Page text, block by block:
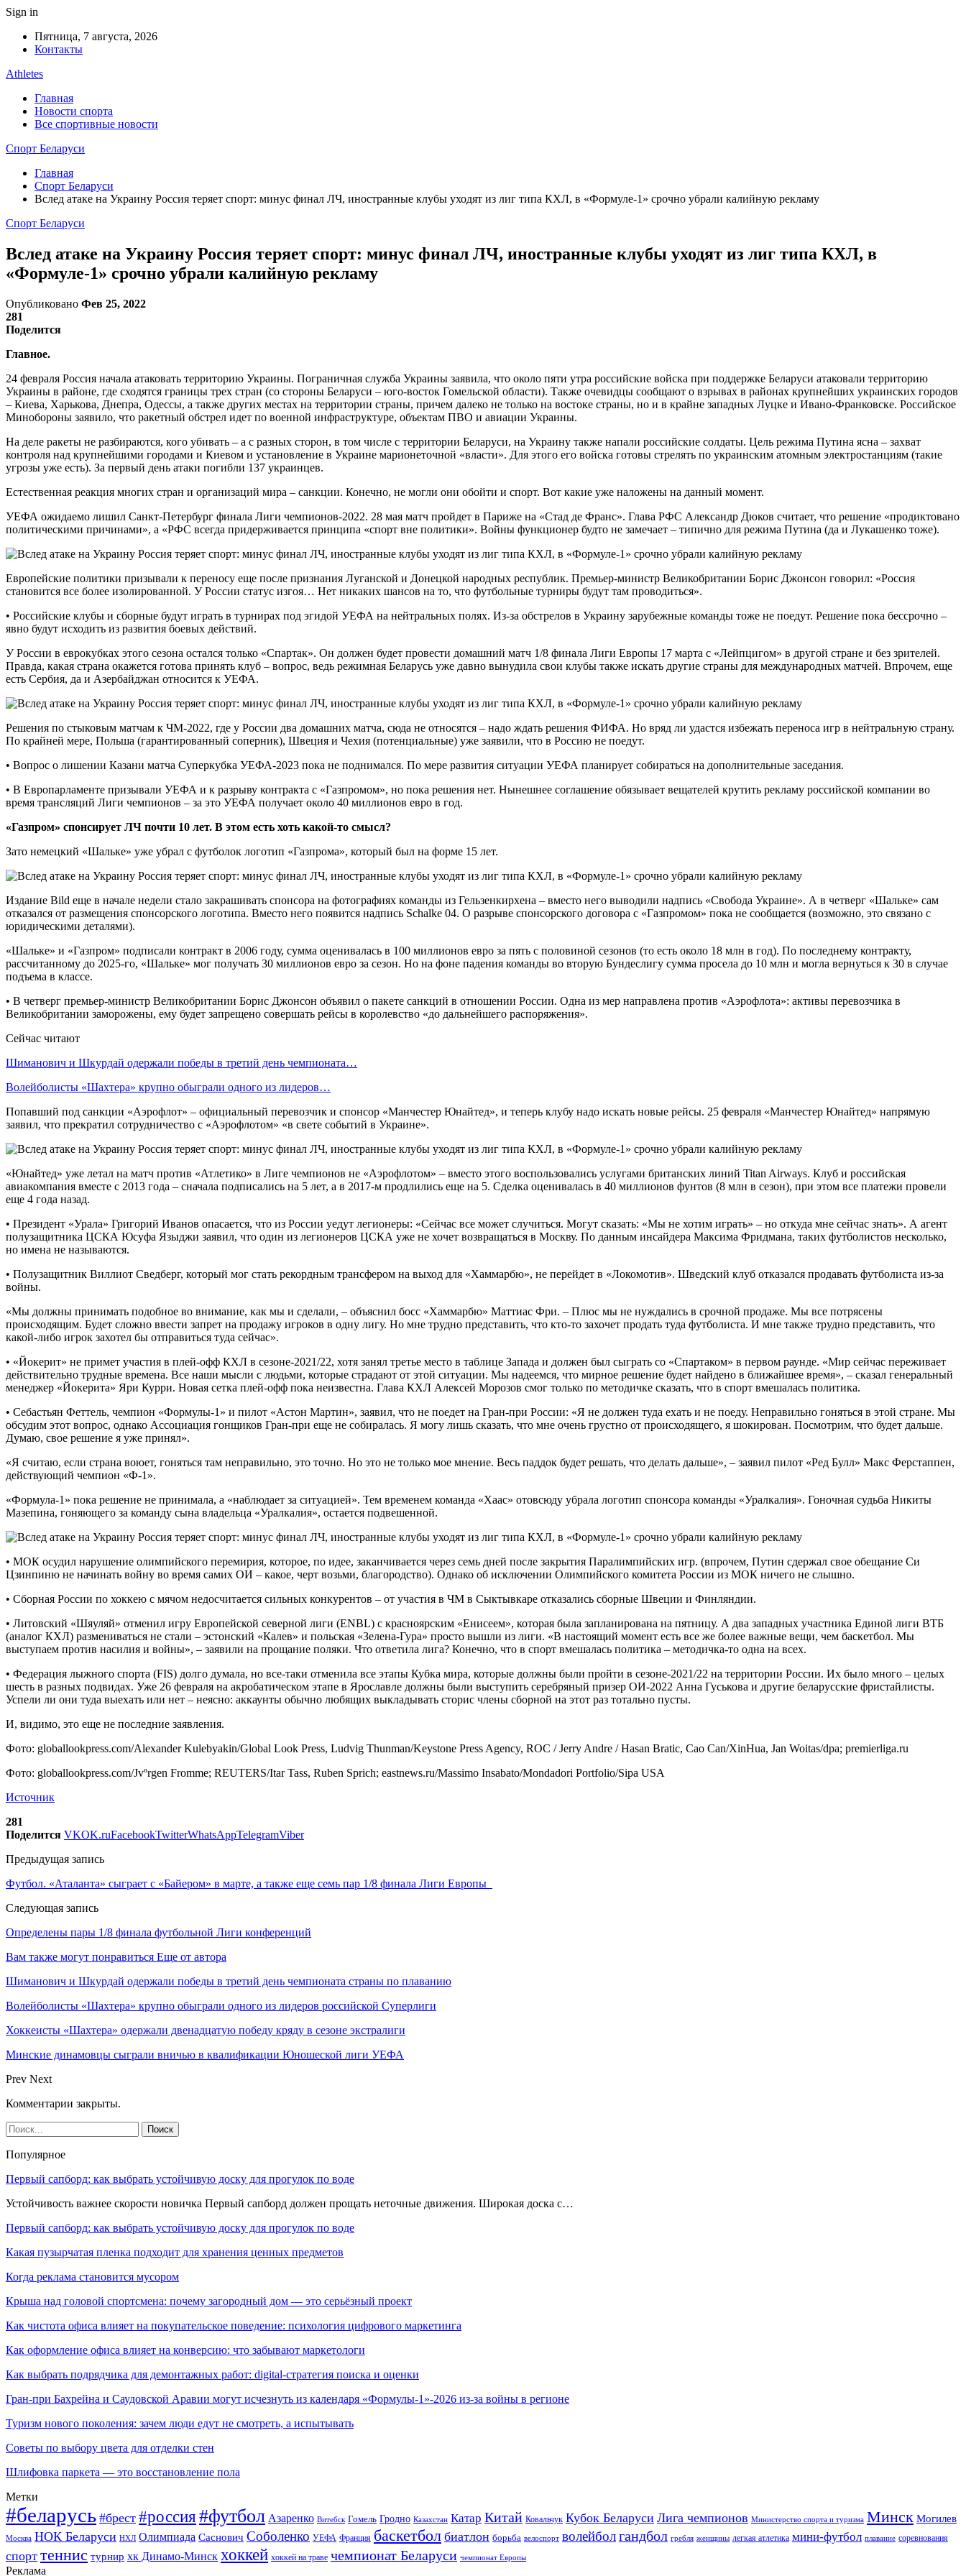
Sign in
Пятница, 7 августа, 2026
Контакты
Athletes
Главная
Новости спорта
Все спортивные новости
Спорт Беларуси
Главная
Спорт Беларуси
Вслед атаке на Украину Россия теряет спорт: минус финал ЛЧ, иностранные клубы уходят из лиг типа КХЛ, в «Формуле-1» срочно убрали калийную рекламу
Спорт Беларуси
Вслед атаке на Украину Россия теряет спорт: минус финал ЛЧ, иностранные клубы уходят из лиг типа КХЛ, в
«Формуле-1» срочно убрали калийную рекламу
Опубликовано Фев 25, 2022
281
Поделится
Главное.
24 февраля Россия начала атаковать территорию Украины. Пограничная служба Украины заявила, что около пяти утра российские войска при поддержке Беларуси атаковали территорию
Украины в районе, где сходятся границы трех стран (со стороны Беларуси – юго-восток Гомельской области). Также очевидцы сообщают о взрывах в районах крупнейших украинских городов
– Киева, Харькова, Днепра, Одессы, а также других местах на территории страны, причем далеко не только на востоке страны, но и в крайне западных Луцке и Ивано-Франковске. Российское
Минобороны заявило, что ракетный обстрел идет по военной инфраструктуре, объектам ПВО и авиации Украины.
На деле ракеты не разбираются, кого убивать – а с разных сторон, в том числе с территории Беларуси, на Украину также напали российские солдаты. Цель режима Путина ясна – захват
контроля над крупнейшими городами и Киевом и установление в Украине марионеточной «власти». Для этого его войска готовы стрелять по украинским атомным электростанциям (такие
угрозы уже есть). За первый день атаки погибли 137 украинцев.
Естественная реакция многих стран и организаций мира – санкции. Конечно, не могли они обойти и спорт. Вот какие уже наложены на данный момент.
УЕФА ожидаемо лишил Санкт-Петербург финала Лиги чемпионов-2022. 28 мая матч пройдет в Париже на «Стад де Франс». Глава РФС Александр Дюков считает, что решение «продиктовано
политическими причинами», а «РФС всегда придерживается принципа «спорт вне политики». Войны функционер будто не замечает – типично для режима Путина (да и Лукашенко тоже).
Европейские политики призывали к переносу еще после признания Луганской и Донецкой народных республик. Премьер-министр Великобритании Борис Джонсон говорил: «Россия
становится все более изолированной. У России статус изгоя… Нет никаких шансов на то, что футбольные турниры будут там проводиться».
• Российские клубы и сборные будут играть в турнирах под эгидой УЕФА на нейтральных полях. Из-за обстрелов в Украину зарубежные команды тоже не поедут. Решение пока бессрочно –
явно будут исходить из развития боевых действий.
У России в еврокубках этого сезона остался только «Спартак». Он должен будет провести домашний матч 1/8 финала Лиги Европы 17 марта с «Лейпцигом» в другой стране и без зрителей.
Правда, какая страна окажется готова принять клуб – вопрос, ведь режимная Беларусь уже давно вынудила свои клубы также искать другие страны для международных матчей. Впрочем, еще
есть Сербия, да и Азербайджан относится к УЕФА.
Решения по стыковым матчам к ЧМ-2022, где у России два домашних матча, сюда не относятся – надо ждать решения ФИФА. Но вряд ли удастся избежать переноса игр в нейтральную страну.
По крайней мере, Польша (гарантированный соперник), Швеция и Чехия (потенциальные) уже заявили, что в Россию не поедут.
• Вопрос о лишении Казани матча Суперкубка УЕФА-2023 пока не поднимался. По мере развития ситуации УЕФА планирует собираться на дополнительные заседания.
• В Европарламенте призывали УЕФА и к разрыву контракта с «Газпромом», но пока решения нет. Нынешнее соглашение обязывает вещателей крутить рекламу российской компании во
время трансляций Лиги чемпионов – за это УЕФА получает около 40 миллионов евро в год.
«Газпром» спонсирует ЛЧ почти 10 лет. В этом есть хоть какой-то смысл?
Зато немецкий «Шальке» уже убрал с футболок логотип «Газпрома», который был на форме 15 лет.
Издание Bild еще в начале недели стало закрашивать спонсора на фотографиях команды из Гельзенкирхена – вместо него выводили надпись «Свобода Украине». А в четверг «Шальке» сам
отказался от размещения спонсорского логотипа. Вместо него появится надпись Schalke 04. О разрыве спонсорского договора с «Газпромом» пока не сообщается (возможно, это связано с
юридическими деталями).
«Шальке» и «Газпром» подписали контракт в 2006 году, сумма оценивалась в 100 миллионов евро за пять с половиной сезонов (то есть около 18 млн в год). По последнему контракту,
рассчитанному до 2025-го, «Шальке» мог получать 30 миллионов евро за сезон. Но на фоне падения команды во вторую Бундеслигу сумма просела до 10 млн и могла вернуться к 30 в случае
подъема в классе.
• В четверг премьер-министр Великобритании Борис Джонсон объявил о пакете санкций в отношении России. Одна из мер направлена против «Аэрофлота»: активы перевозчика в
Великобритании заморожены, ему будет запрещено совершать рейсы в королевство «до дальнейшего распоряжения».
Сейчас читают
Шиманович и Шкурдай одержали победы в третий день чемпионата…
Волейболисты «Шахтера» крупно обыграли одного из лидеров…
Попавший под санкции «Аэрофлот» – официальный перевозчик и спонсор «Манчестер Юнайтед», и теперь клубу надо искать новые рейсы. 25 февраля «Манчестер Юнайтед» напрямую
заявил, что прекратил сотрудничество с «Аэрофлотом» «в свете событий в Украине».
«Юнайтед» уже летал на матч против «Атлетико» в Лиге чемпионов не «Аэрофлотом» – вместо этого воспользовались услугами британских линий Titan Airways. Клуб и российская
авиакомпания вместе с 2013 года – сначала подписались на 5 лет, а в 2017-м продлились еще на 5. Сделка оценивалась в 40 миллионов фунтов (8 млн в сезон), при этом все платежи провели
еще 4 года назад.
•‎ Президент «Урала» Григорий Иванов опасается, что из России уедут легионеры: «Сейчас все может случиться. Могут сказать: «Мы не хотим играть» – но откуда мне сейчас знать». А агент
полузащитника ЦСКА Юсуфа Языджи заявил, что один из легионеров ЦСКА уже не хочет возвращаться в Москву. По данным инсайдера Максима Фридмана, таких футболистов несколько,
но имена не называются.
•‎ Полузащитник Виллиот Сведберг, который мог стать рекордным трансфером на выход для «Хаммарбю», не перейдет в «Локомотив». Шведский клуб отказался продавать футболиста из-за
войны.
«Мы должны принимать подобное во внимание, как мы и сделали, – объяснил босс «Хаммарбю» Маттиас Фри. – Плюс мы не нуждались в срочной продаже. Мы все потрясены
происходящим. Будет сложно ввести запрет на продажу игроков в одну лигу. Но мне трудно представить, что кто-то захочет продать туда футболиста. И мне также трудно представить, что
какой-либо игрок захотел бы отправиться туда сейчас».
• «Йокерит» не примет участия в плей-офф КХЛ в сезоне-2021/22, хотя занял третье место в таблице Запада и должен был сыграть со «Спартаком» в первом раунде. «Мир сейчас переживает
действительно трудные времена. Все наши мысли с людьми, которые страдают от этой ситуации. Мы надеемся, что мирное решение будет найдено в ближайшее время», – сказал генеральный
менеджер «Йокерита» Яри Курри. Новая сетка плей-офф пока неизвестна. Глава КХЛ Алексей Морозов смог только по методичке сказать, что в спорт вмешалась политика.
• Себастьян Феттель, чемпион «Формулы-1» и пилот «Астон Мартин», заявил, что не поедет на Гран-при России: «Я не должен туда ехать и не поеду. Неправильно гоняться в этой стране. Мы
обсудим этот вопрос, однако Ассоциация гонщиков Гран-при еще не собиралась. Я могу лишь сказать, что мне очень грустно от происходящего, я шокирован. Посмотрим, что будет дальше.
Думаю, свое решение я уже принял».
«Я считаю, если страна воюет, гоняться там неправильно, это точно. Но это не только мое мнение. Весь паддок будет решать, что делать дальше», – заявил пилот «Ред Булл» Макс Ферстаппен,
действующий чемпион «Ф-1».
«Формула-1» пока решение не принимала, а «наблюдает за ситуацией». Тем временем команда «Хаас» отовсюду убрала логотип спонсора команды «Уралкалия». Гоночная судьба Никиты
Мазепина, гоняющего за команду сына владельца «Уралкалия», остается подвешенной.
• МОК осудил нарушение олимпийского перемирия, которое, по идее, заканчивается через семь дней после закрытия Паралимпийских игр. (впрочем, Путин сдержал свое обещание Си
Цзинпиню не начинать войну во время самих ОИ – какое, черт возьми, благородство). Однако об исключении Олимпийского комитета России из МОК ничего не слышно.
• Сборная России по хоккею с мячом недосчитается сильных конкурентов – от участия в ЧМ в Сыктывкаре отказались сборные Швеции и Финляндии.
• Литовский «Шяуляй» отменил игру Европейской северной лиги (ENBL) с красноярским «Енисеем», которая была запланирована на пятницу. А два западных участника Единой лиги ВТБ
(аналог КХЛ) размениваться не стали – эстонский «Калев» и польская «Зелена-Гура» просто вышли из лиги. «В настоящий момент есть все же более важные вещи, чем баскетбол. Мы
выступаем против насилия и войны», – заявили на прощание поляки. Что ответила лига? Конечно, что в спорт вмешалась политика – методичка-то одна на всех.
• Федерация лыжного спорта (FIS) долго думала, но все-таки отменила все этапы Кубка мира, которые должны были пройти в сезоне-2021/22 на территории России. Их было много – целых
шесть в разных подвидах. Уже 26 февраля на акробатическом этапе в Ярославле должны были выступить серебряный призер ОИ-2022 Анна Гуськова и другие беларусские фристайлисты.
Успели ли они туда выехать или нет – неясно: аккаунты обычно любящих выкладывать сторис члены сборной на этот раз тотально пусты.
И, видимо, это еще не последние заявления.
Фото: globallookpress.com/Alexander Kulebyakin/Global Look Press, Ludvig Thunman/Keystone Press Agency, ROC / Jerry Andre / Hasan Bratic, Cao Can/XinHua, Jan Woitas/dpa; premierliga.ru
Фото: globallookpress.com/Jvºrgen Fromme; REUTERS/Itar Tass, Ruben Sprich; eastnews.ru/Massimo Insabato/Mondadori Portfolio/Sipa USA
Источник
281
Поделится VKOK.ruFacebookTwitterWhatsAppTelegramViber
Предыдущая запись
Футбол. «Аталанта» сыграет с «Байером» в марте, а также еще семь пар 1/8 финала Лиги Европы
Следующая запись
Определены пары 1/8 финала футбольной Лиги конференций
Вам также могут понравиться Еще от автора
Шиманович и Шкурдай одержали победы в третий день чемпионата страны по плаванию
Волейболисты «Шахтера» крупно обыграли одного из лидеров российской Суперлиги
Хоккеисты «Шахтера» одержали двенадцатую победу кряду в сезоне экстралиги
Минские динамовцы сыграли вничью в квалификации Юношеской лиги УЕФА
Prev Next
Комментарии закрыты.
Популярное
Первый сапборд: как выбрать устойчивую доску для прогулок по воде
Устойчивость важнее скорости новичка Первый сапборд должен прощать неточные движения. Широкая доска с…
Первый сапборд: как выбрать устойчивую доску для прогулок по воде
Какая пузырчатая пленка подходит для хранения ценных предметов
Когда реклама становится мусором
Крыша над головой спортсмена: почему загородный дом — это серьёзный проект
Как чистота офиса влияет на покупательское поведение: психология цифрового маркетинга
Как оформление офиса влияет на конверсию: что забывают маркетологи
Как выбрать подрядчика для демонтажных работ: digital-стратегия поиска и оценки
Гран-при Бахрейна и Саудовской Аравии могут исчезнуть из календаря «Формулы-1»-2026 из-за войны в регионе
Туризм нового поколения: зачем люди едут не смотреть, а испытывать
Советы по выбору цвета для отделки стен
Шлифовка паркета — это восстановление пола
Метки
#беларусь #брест #россия#футбол Азаренко Витебск Гомель Гродно Казахстан Катар Китай Ковальчук Кубок Беларуси Лига чемпионов Министерство спорта и туризма Минск Могилев
Москва НОК Беларуси НХЛ Олимпиада Саснович Соболенко УЕФА Франция баскетбол биатлон борьба велоспорт волейболгандбол гребля женщины легкая атлетика мини-футбол плавание соревнования
спорт теннис турнир хк Динамо-Минск хоккей хоккей на траве чемпионат Беларуси чемпионат Европы
Реклама